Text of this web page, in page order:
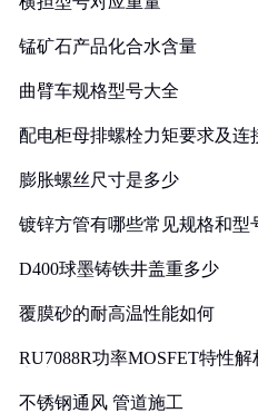
锰矿石产品化合水含量
曲臂车规格型号大全
配电柜母排螺栓力矩要求及连
膨胀螺丝尺寸是多少
镀锌方管有哪些常见规格和型
D400球墨铸铁井盖重多少
覆膜砂的耐高温性能如何
RU7088R功率MOSFET特性
不锈钢通风 管道施工